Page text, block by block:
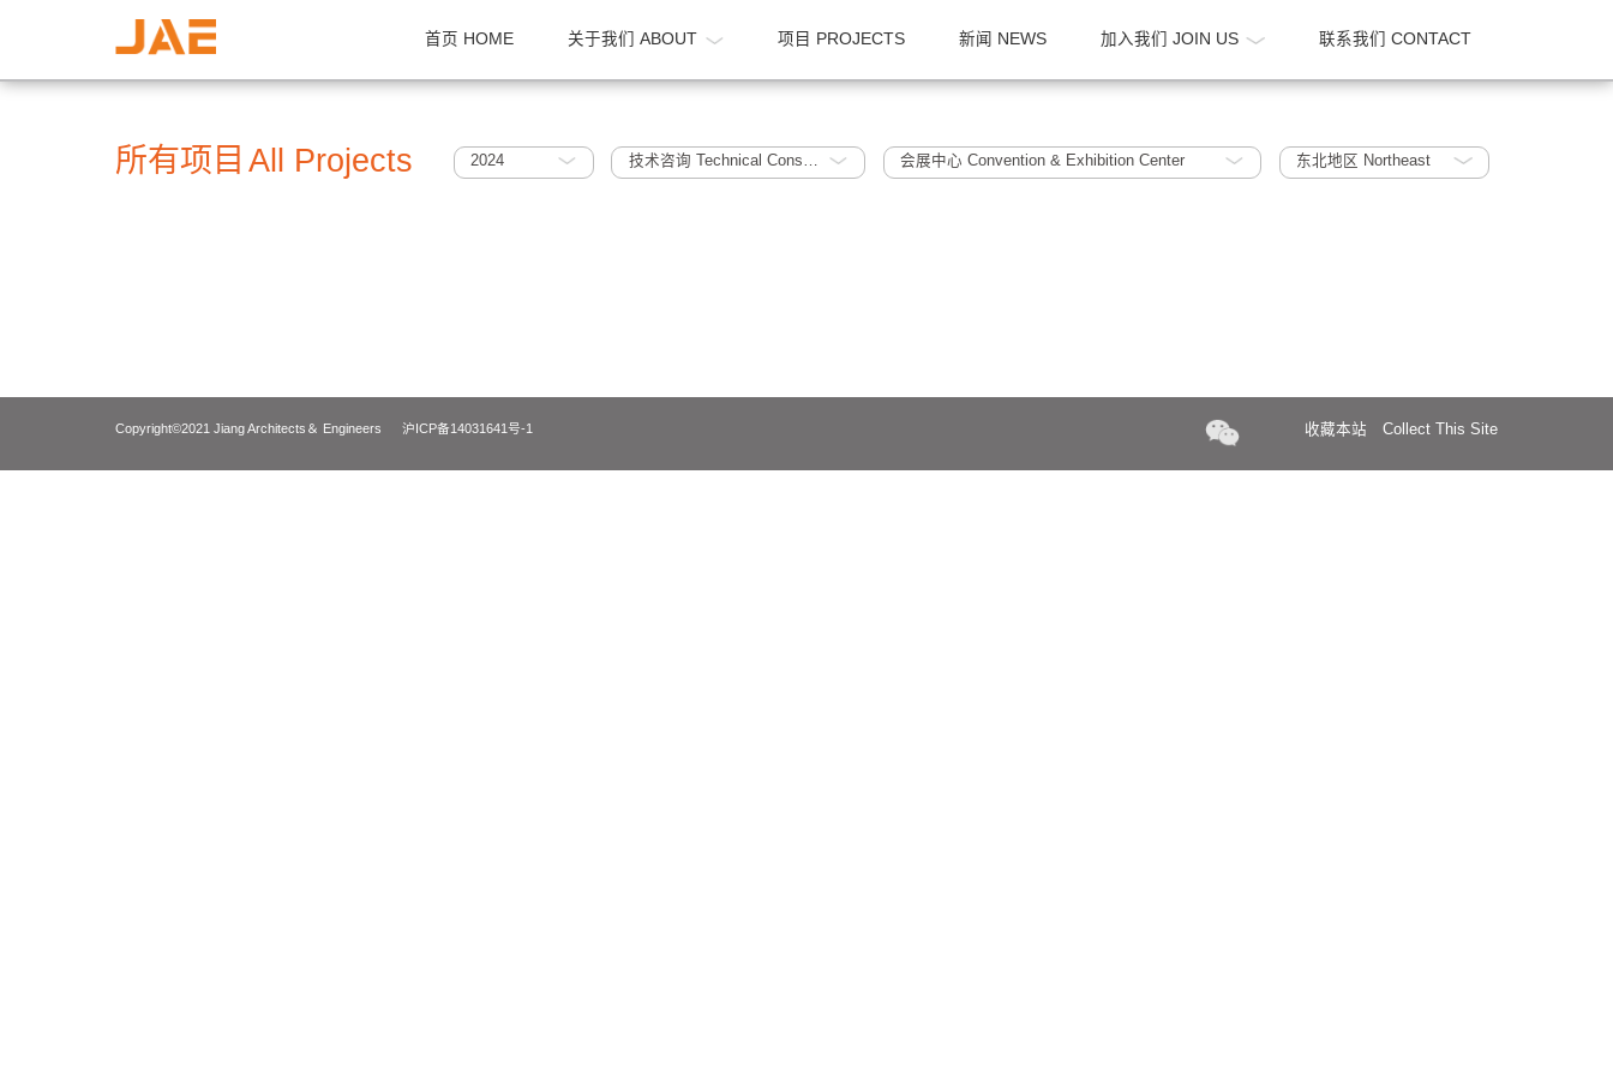
首页 HOME 关于我们 ABOUT 项目 PROJECTS 新闻 NEWS 加入我们 JOIN US 联系我们
所有项目All Projects 2024 技术咨询 Technical Consultation 会展中心 Convention & Exhibition Center 东北地区 Northeast
Copyright©2021 Jiang Architects＆ Engineers 沪ICP备14031641号-1